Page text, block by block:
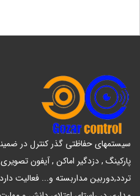
سیستمهای حفاظتی گذر کنترل در
پارکینگ , دزدگیر اماکن , آیفون
تردد,دوربین مداربسته و... فعالیت